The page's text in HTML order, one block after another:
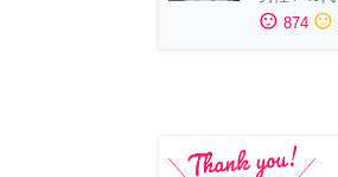
sentiment_satisfied 874 sentiment_neutral